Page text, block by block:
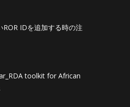
ROR IDを追加する時の注
toolkit for African